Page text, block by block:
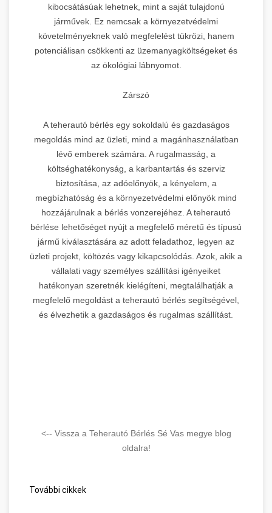
kibocsátásúak lehetnek, mint a saját tulajdonú
járművek. Ez nemcsak a környezetvédelmi
követelményeknek való megfelelést tükrözi, hanem
potenciálisan csökkenti az üzemanyagköltségeket és
az ökológiai lábnyomot.
Zárszó
A teherautó bérlés egy sokoldalú és gazdaságos
megoldás mind az üzleti, mind a magánhasználatban
lévő emberek számára. A rugalmasság, a
költséghatékonyság, a karbantartás és szerviz
biztosítása, az adóelőnyök, a kényelem, a
megbízhatóság és a környezetvédelmi előnyök mind
hozzájárulnak a bérlés vonzerejéhez. A teherautó
bérlése lehetőséget nyújt a megfelelő méretű és típusú
jármű kiválasztására az adott feladathoz, legyen az
üzleti projekt, költözés vagy kikapcsolódás. Azok, akik a
vállalati vagy személyes szállítási igényeiket
hatékonyan szeretnék kielégíteni, megtalálhatják a
megfelelő megoldást a teherautó bérlés segítségével,
és élvezhetik a gazdaságos és rugalmas szállítást.
<-- Vissza a Teherautó Bérlés Sé Vas megye blog
oldalra!
További cikkek